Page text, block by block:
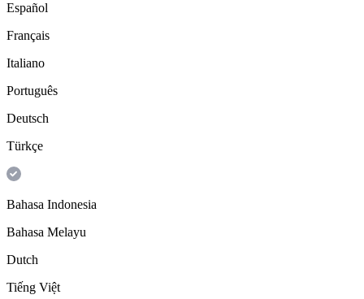
Español
Français
Italiano
Português
Deutsch
Türkçe
Bahasa Indonesia
Bahasa Melayu
Dutch
Tiếng Việt